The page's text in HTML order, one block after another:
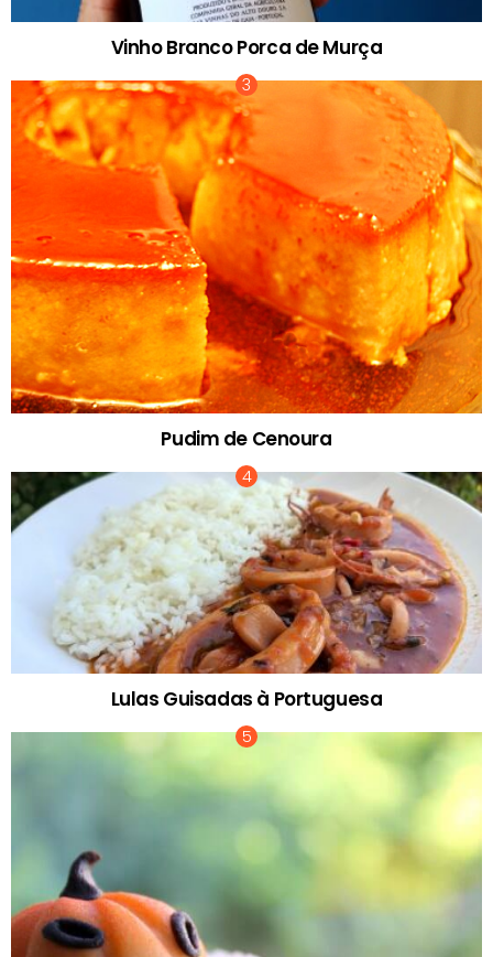
Vinho Branco Porca de Murça
Pudim de Cenoura
Lulas Guisadas à Portuguesa